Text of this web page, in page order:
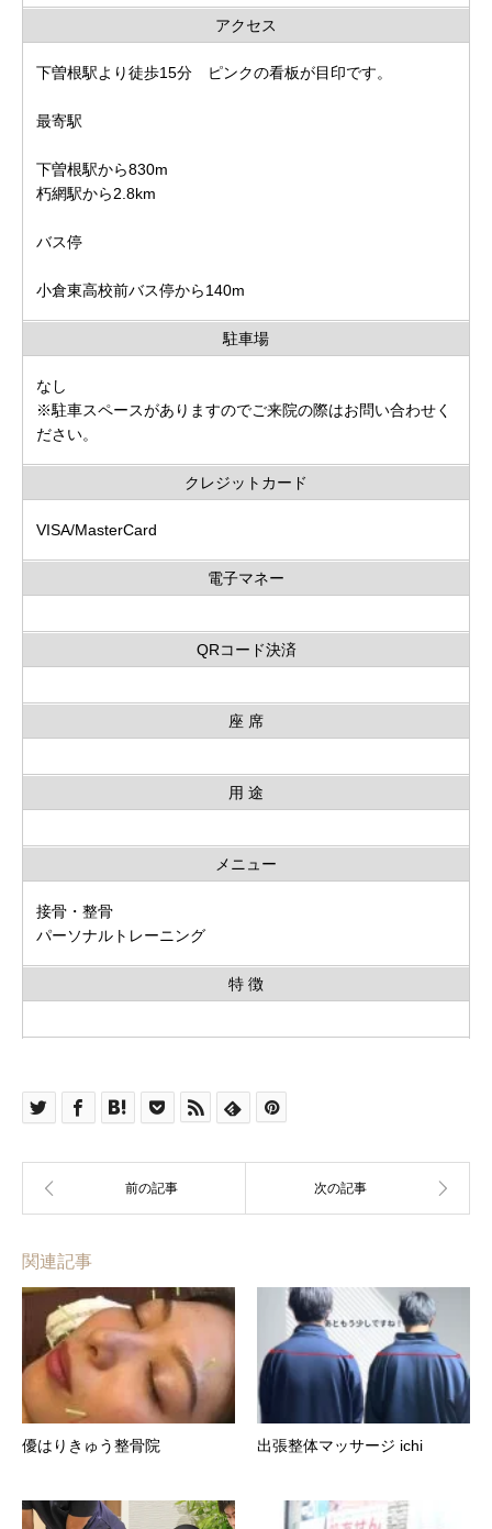
アクセス
下曽根駅より徒歩15分 ピンクの看板が目印です。
最寄駅
下曽根駅から830m
朽網駅から2.8km
バス停
小倉東高校前バス停から140m
駐車場
なし
※駐車スペースがありますのでご来院の際はお問い合わせく
ださい。
クレジットカード
VISA/MasterCard
電子マネー
QRコード決済
座 席
用 途
メニュー
接骨・整骨
パーソナルトレーニング
特 徴
関連記事
優はりきゅう整骨院 出張整体マッサージ ichi